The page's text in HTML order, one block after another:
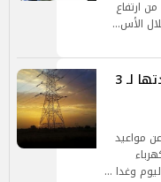
ارتفاع
الأس…
مواعيد قطع الكهرباء الجديدة بعد زيادتها لـ 3
مواعيد
وغدا …